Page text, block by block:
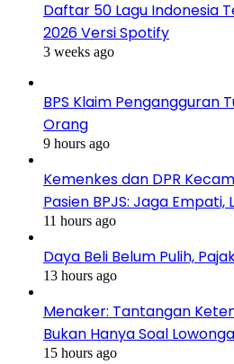
Daftar 50 Lagu Indonesia
2026 Versi Spotify
3 weeks ago
BPS Klaim Pengangguran
Orang
9 hours ago
Kemenkes dan DPR
Pasien BPJS: Jaga
11 hours ago
Daya Beli Belum Pulih,
13 hours ago
Menaker: Tantangan
Bukan Hanya Soal
15 hours ago